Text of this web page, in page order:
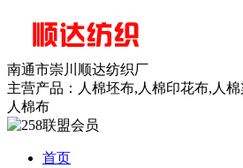
南通市崇川顺达纺织厂
主营产品：人棉坯布,人棉印花布,人
人棉布
首页